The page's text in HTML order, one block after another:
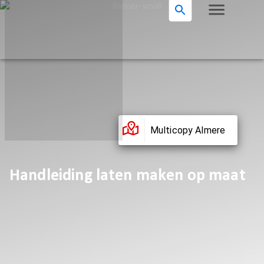
Multicopy Almere
Handleiding laten maken op maat